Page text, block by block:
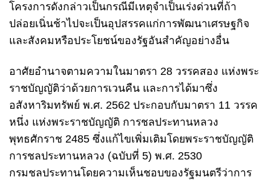
โครงการดังกล่าวเป็นกรณีมีเหตุจําเป็นเร่งด่วนที่ถ้า
ปล่อยเนิ่นช้าไปจะเป็นอุปสรรคแก่การพัฒนาเศรษฐกิจ
และสังคมหรือประโยชน์ของรัฐอันสําคัญอย่างอื่น
อาศัยอํานาจตามความในมาตรา 28 วรรคสอง แห่งพระ
ราชบัญญัติว่าด้วยการเวนคืน และการได้มาซึ่ง
อสังหาริมทรัพย์ พ.ศ. 2562 ประกอบกับมาตรา 11 วรรค
หนึ่ง แห่งพระราชบัญญัติ การชลประทานหลวง
พุทธศักราช 2485 ซึ่งแก้ไขเพิ่มเติมโดยพระราชบัญญัติ
การชลประทานหลวง (ฉบับที่ 5) พ.ศ. 2530
กรมชลประทานโดยความเห็นชอบของรัฐมนตรีว่าการ